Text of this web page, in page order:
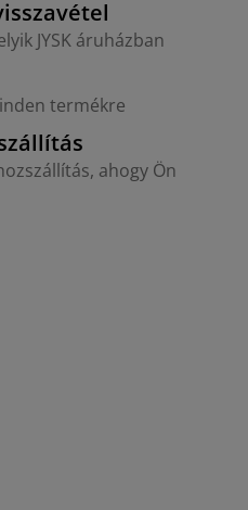
JYSK áruházban
termékre
ahogy Ön